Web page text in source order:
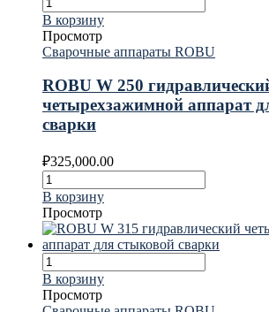
В корзину
Просмотр
Сварочные аппараты ROBU
ROBU W 250
четырехзажимной аппарат
сварки
₽325,000.00
В корзину
Просмотр
В корзину
Просмотр